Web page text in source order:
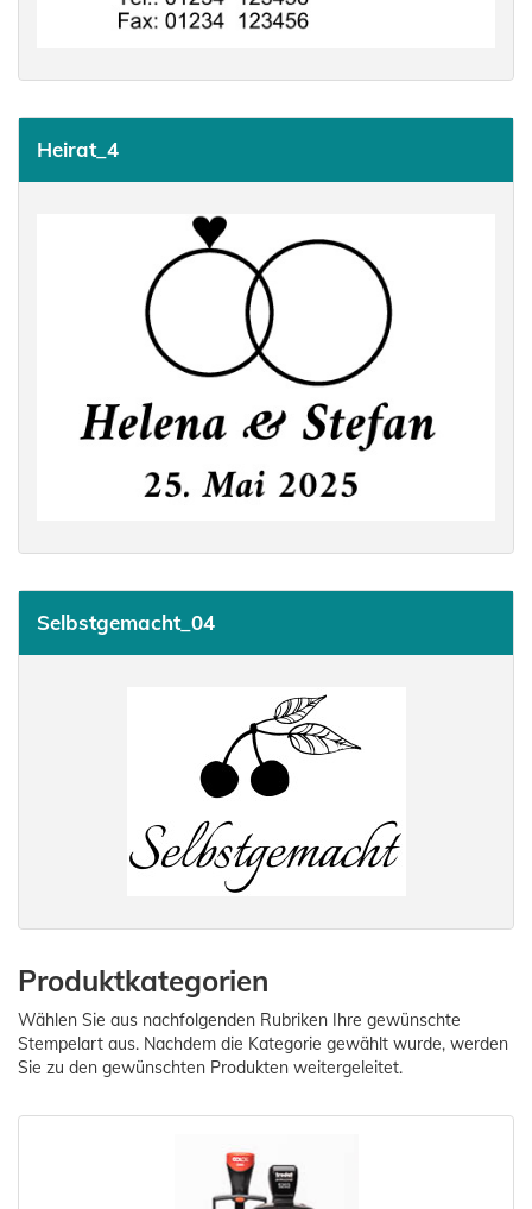
Heirat_4
Selbstgemacht_04
Produktkategorien
Wählen Sie aus nachfolgenden Rubriken Ihre gewünschte
Stempelart aus. Nachdem die Kategorie gewählt wurde, werden
Sie zu den gewünschten Produkten weitergeleitet.